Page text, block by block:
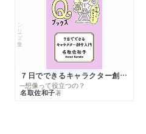
シリーズ・全集
７日でできるキャラクター創作入門
─想像って役立つの？
名取佐和子著